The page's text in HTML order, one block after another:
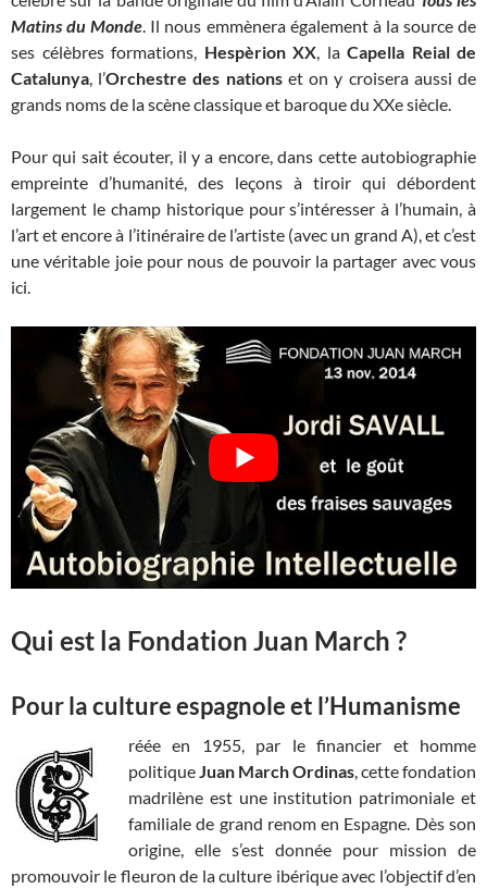
Matins du Monde. Il nous emmènera également à la source de
ses célèbres formations, Hespèrion XX, la Capella Reial de
Catalunya, l’Orchestre des nationset on y croisera aussi de
grands noms de la scène classique et baroque du XXe siècle.
Pour qui sait écouter, il y a encore, dans cette autobiographie
empreinte d’humanité, des leçons à tiroir qui débordent
largement le champ historique pour s’intéresser à l’humain, à
l’art et encore à l’itinéraire de l’artiste (avec un grand A), et c’est
une véritable joie pour nous de pouvoir la partager avec vous
ici.
Qui est la Fondation Juan March ?
Pour la culture espagnole et l’Humanisme
réée en 1955, par le financier et homme
politiqueJuan March Ordinas, cette fondation
madrilène est une institution patrimoniale et
familiale de grand renom en Espagne. Dès son
origine, elle s’est donnée pour mission de
promouvoir le fleuron de la culture ibérique avec l’objectif d’en